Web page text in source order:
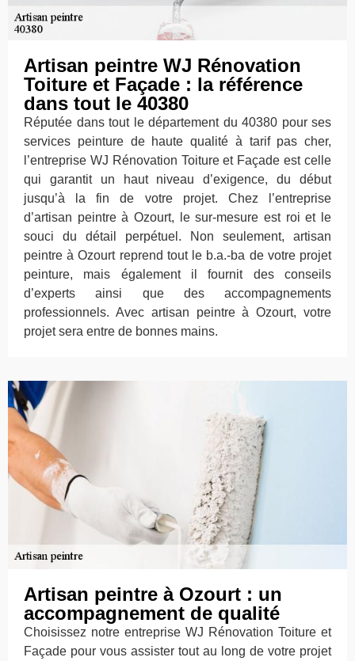
Artisan peintre WJ Rénovation
Toiture et Façade : la référence
dans tout le 40380
Réputée dans tout le département du 40380 pour ses
services peinture de haute qualité à tarif pas cher,
l’entreprise WJ Rénovation Toiture et Façade est celle
qui garantit un haut niveau d’exigence, du début
jusqu’à la fin de votre projet. Chez l’entreprise
d’artisan peintre à Ozourt, le sur-mesure est roi et le
souci du détail perpétuel. Non seulement, artisan
peintre à Ozourt reprend tout le b.a.-ba de votre projet
peinture, mais également il fournit des conseils
d’experts ainsi que des accompagnements
professionnels. Avec artisan peintre à Ozourt, votre
projet sera entre de bonnes mains.
Artisan peintre à Ozourt : un
accompagnement de qualité
Choisissez notre entreprise WJ Rénovation Toiture et
Façade pour vous assister tout au long de votre projet